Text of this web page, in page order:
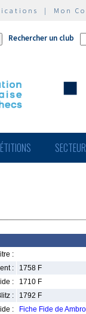
| Mon
Rechercher un club
:
:
1758 F
:
1710 F
:
1792 F
:
Fiche Fide de